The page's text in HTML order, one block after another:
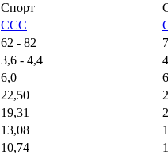
Спорт
CCC
62 - 82
3,6 - 4,4
6,0
22,50
19,31
13,08
10,74